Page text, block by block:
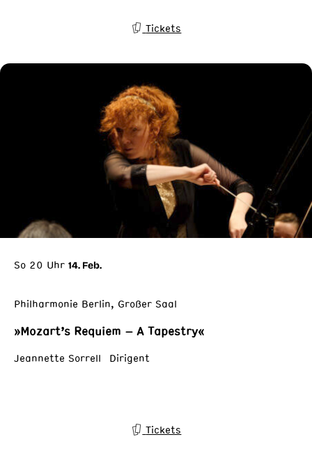
Tickets
So 20 Uhr 14. Feb.
Philharmonie Berlin, Großer Saal
»Mozart’s Requiem – A Tapestry«
Jeannette Sorrell Dirigent
Tickets